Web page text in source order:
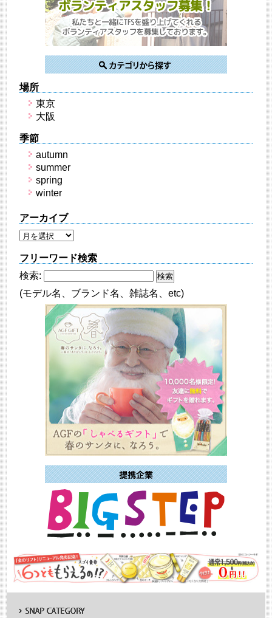
場所
東京
大阪
季節
autumn
summer
spring
winter
アーカイブ
フリーワード検索
検索:
(モデル名、ブランド名、雑誌名、etc)